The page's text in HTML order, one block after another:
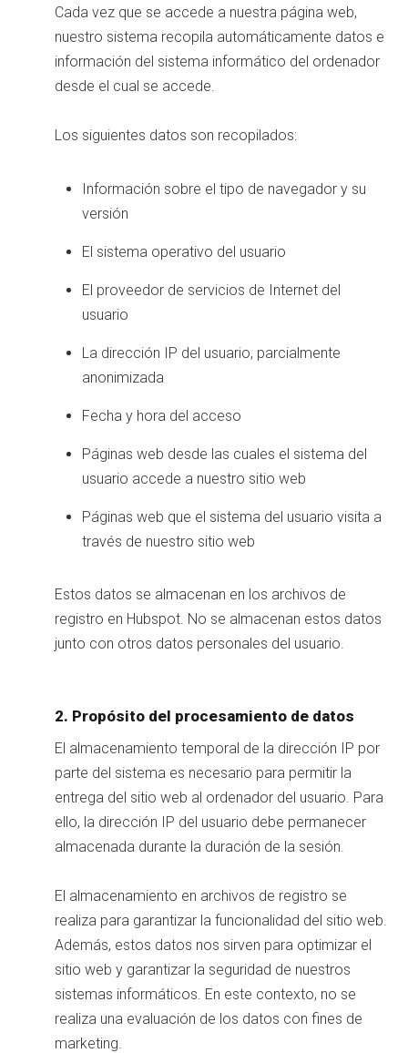
Cada vez que se accede a nuestra página web,
nuestro sistema recopila automáticamente datos e
información del sistema informático del ordenador
desde el cual se accede.
Los siguientes datos son recopilados:
Información sobre el tipo de navegador y su
versión
El sistema operativo del usuario
El proveedor de servicios de Internet del
usuario
La dirección IP del usuario, parcialmente
anonimizada
Fecha y hora del acceso
Páginas web desde las cuales el sistema del
usuario accede a nuestro sitio web
Páginas web que el sistema del usuario visita a
través de nuestro sitio web
Estos datos se almacenan en los archivos de
registro en Hubspot. No se almacenan estos datos
junto con otros datos personales del usuario.
2. Propósito del procesamiento de datos
El almacenamiento temporal de la dirección IP por
parte del sistema es necesario para permitir la
entrega del sitio web al ordenador del usuario. Para
ello, la dirección IP del usuario debe permanecer
almacenada durante la duración de la sesión.
El almacenamiento en archivos de registro se
realiza para garantizar la funcionalidad del sitio web.
Además, estos datos nos sirven para optimizar el
sitio web y garantizar la seguridad de nuestros
sistemas informáticos. En este contexto, no se
realiza una evaluación de los datos con fines de
marketing.